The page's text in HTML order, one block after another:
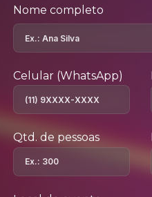
Nome completo
Celular (WhatsApp)
Qtd. de pessoas